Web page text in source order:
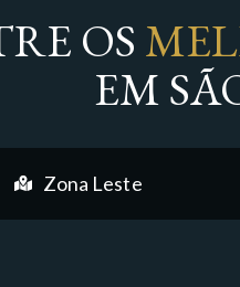
OS
EM
Zona Leste